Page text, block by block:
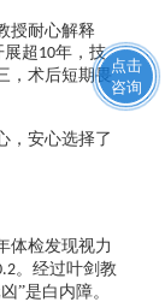
授耐心解释
超10年，技
，术后短期畏
，安心选择了
体检发现视力
。经过叶剑教
”是白内障。
点击
咨询